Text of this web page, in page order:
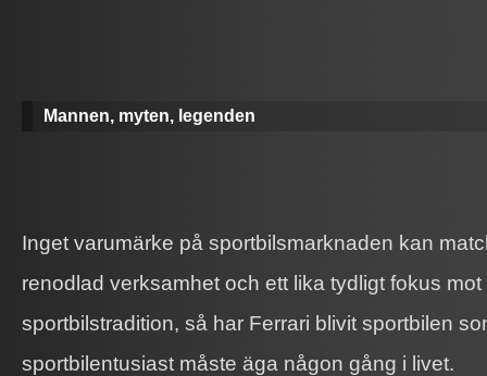
Mannen, myten, legenden
Inget varumärke på sportbilsmarknaden kan
renodlad verksamhet och ett lika tydligt fokus
sportbilstradition, så har Ferrari blivit sportbilen
sportbilentusiast måste äga någon gång i livet.